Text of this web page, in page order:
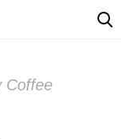
Coffee